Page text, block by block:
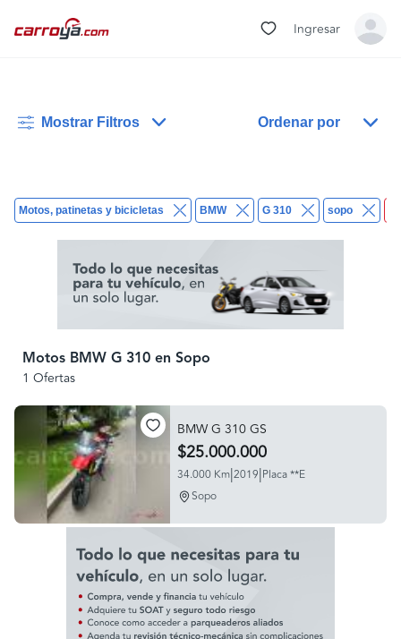
Ingresar
Mostrar Filtros Ordenar por
Motos, patinetas y bicicletas BMW G 310 sopo
Motos BMW G 310 en Sopo
1 Ofertas
BMW G 310 GS
$25.000.000
34.000 Km|2019|Placa **E
Sopo